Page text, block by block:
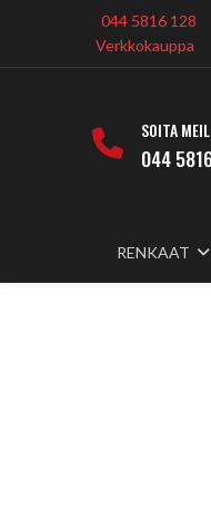
044 5816 128
Verkkokauppa
SOITA
044
RENKAAT